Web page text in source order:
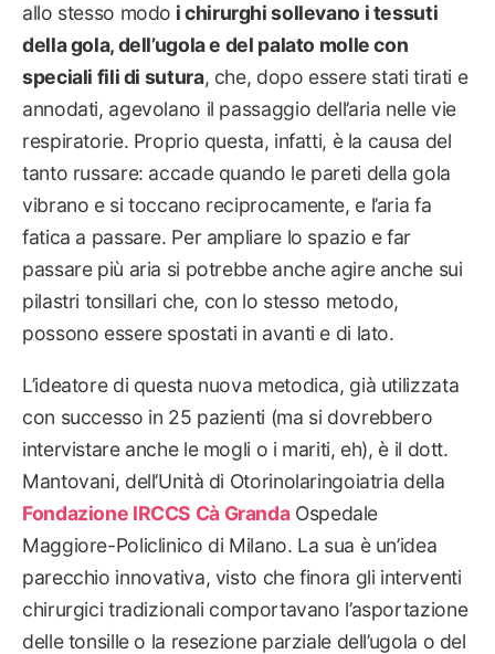
allo stesso modo i chirurghi sollevano i tessuti
della gola, dell’ugola e del palato molle con
speciali fili di sutura, che, dopo essere stati tirati e
annodati, agevolano il passaggio dell’aria nelle vie
respiratorie. Proprio questa, infatti, è la causa del
tanto russare: accade quando le pareti della gola
vibrano e si toccano reciprocamente, e l’aria fa
fatica a passare. Per ampliare lo spazio e far
passare più aria si potrebbe anche agire anche sui
pilastri tonsillari che, con lo stesso metodo,
possono essere spostati in avanti e di lato.
L’ideatore di questa nuova metodica, già utilizzata
con successo in 25 pazienti (ma si dovrebbero
intervistare anche le mogli o i mariti, eh), è il dott.
Mantovani, dell’Unità di Otorinolaringoiatria della
Fondazione IRCCS Cà GrandaOspedale
Maggiore-Policlinico di Milano. La sua è un’idea
parecchio innovativa, visto che finora gli interventi
chirurgici tradizionali comportavano l’asportazione
delle tonsille o la resezione parziale dell’ugola o del